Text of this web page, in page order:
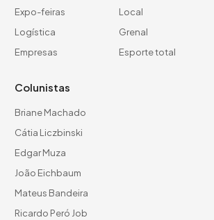
Expo-feiras
Logística
Empresas
Local
Grenal
Esporte total
Colunistas
Briane Machado
Cátia Liczbinski
Edgar Muza
João Eichbaum
Mateus Bandeira
Ricardo Peró Job